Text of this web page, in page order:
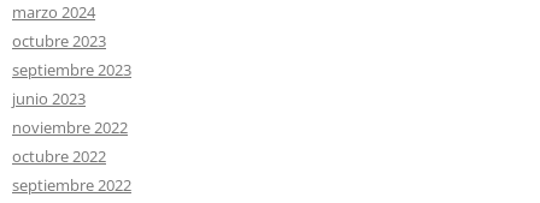
marzo 2024
octubre 2023
septiembre 2023
junio 2023
noviembre 2022
octubre 2022
septiembre 2022